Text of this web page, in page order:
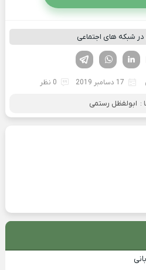
در شبکه های اجتماعی
لینکدین تویتر
فیسوک
17 دسامبر 2019 0 نظر
: ابولفظل رستمی